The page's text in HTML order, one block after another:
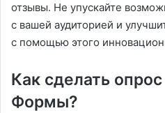
отзывы. Не упускайте
с вашей аудиторией и
с помощью этого
Как сделать
Формы?